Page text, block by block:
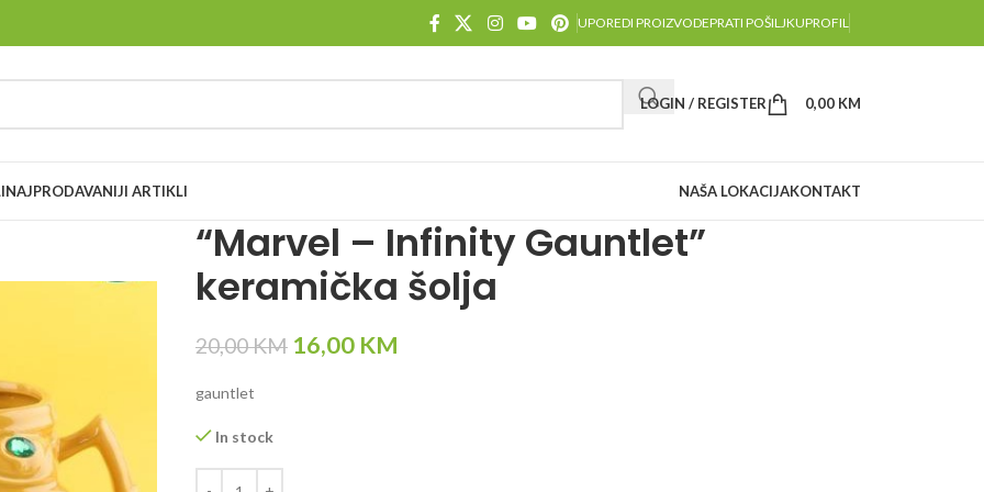
UPOREDI PROIZVODEPRATI POŠILJKUPROFIL
LOGIN / REGISTER 0,00 KM
NAJPRODAVANIJI ARTIKLI NAŠA LOKACIJAKONTAKT
“Marvel – Infinity Gauntlet”
keramička šolja
20,00KM 16,00 KM
gauntlet
In stock